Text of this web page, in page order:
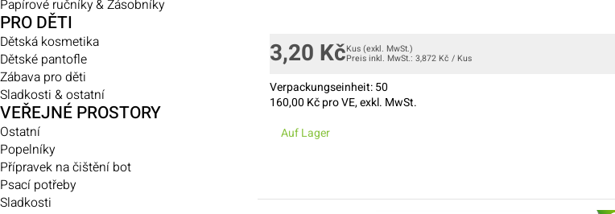
Papírové ručníky & Zásobníky
PRO DĚTI
Dětská kosmetika
Dětské pantofle
Zábava pro děti
Sladkosti & ostatní
VEŘEJNÉ PROSTORY
Ostatní
Popelníky
Přípravek na čištění bot
Psací potřeby
Sladkosti
3,20 KčKus (exkl. MwSt.)
Preis inkl. MwSt.: 3,872 Kč / Kus
Verpackungseinheit:50
160,00 Kč pro VE, exkl. MwSt.
Auf Lager